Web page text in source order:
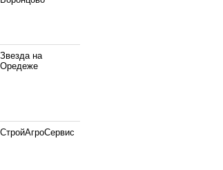
Звезда на
Оредеже
СтройАгроСервис